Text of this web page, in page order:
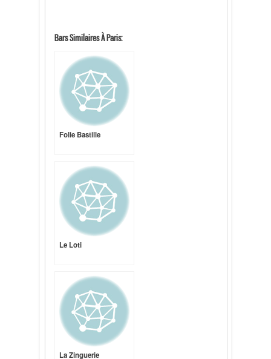
Bars Similaires À Paris:
Folie Bastille
Le Loti
La Zinguerie